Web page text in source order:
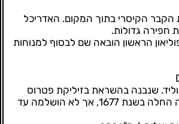
הקיסרי בתוך המקום. האדריכל
חפירה גדולות.
הראשון הובאה שם לבסוף למנוחות
שנבנה בהשראת בזיליקת פטרוס
ברומא. בניית הכיפה החלה בשנת 1677, אך לא הושלמה עד